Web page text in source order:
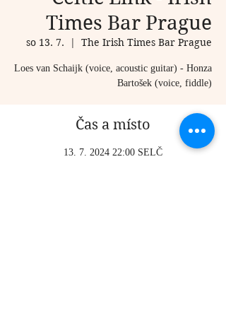
Times Bar Prague
so 13. 7.
  |
The Irish Times Bar Prague
Loes van Schaijk (voice, acoustic guitar) - Honza
Bartošek (voice, fiddle)
Čas a místo
13. 7. 2024 22:00 SELČ